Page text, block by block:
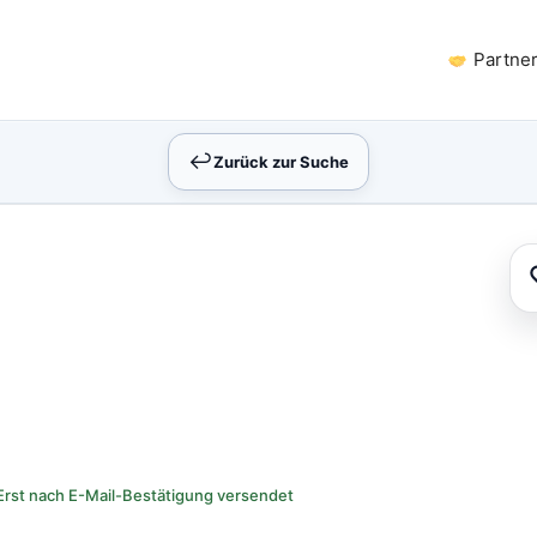
↩︎Zurück zur Suche
nach E-Mail-Bestätigung versendet